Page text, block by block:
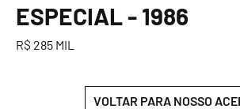
ESPECIAL - 1986
R$ 285 MIL
VOLTAR PARA NOSSO